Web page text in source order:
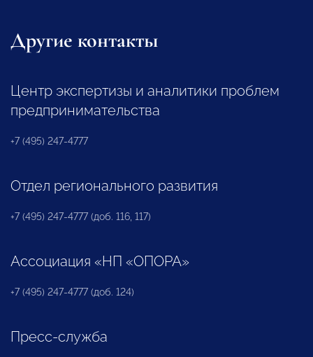
Другие контакты
Центр экспертизы и аналитики проблем
предпринимательства
+7 (495) 247-4777
Отдел регионального развития
+7 (495) 247-4777 (доб. 116, 117)
Ассоциация «НП «ОПОРА»
+7 (495) 247-4777 (доб. 124)
Пресс-служба